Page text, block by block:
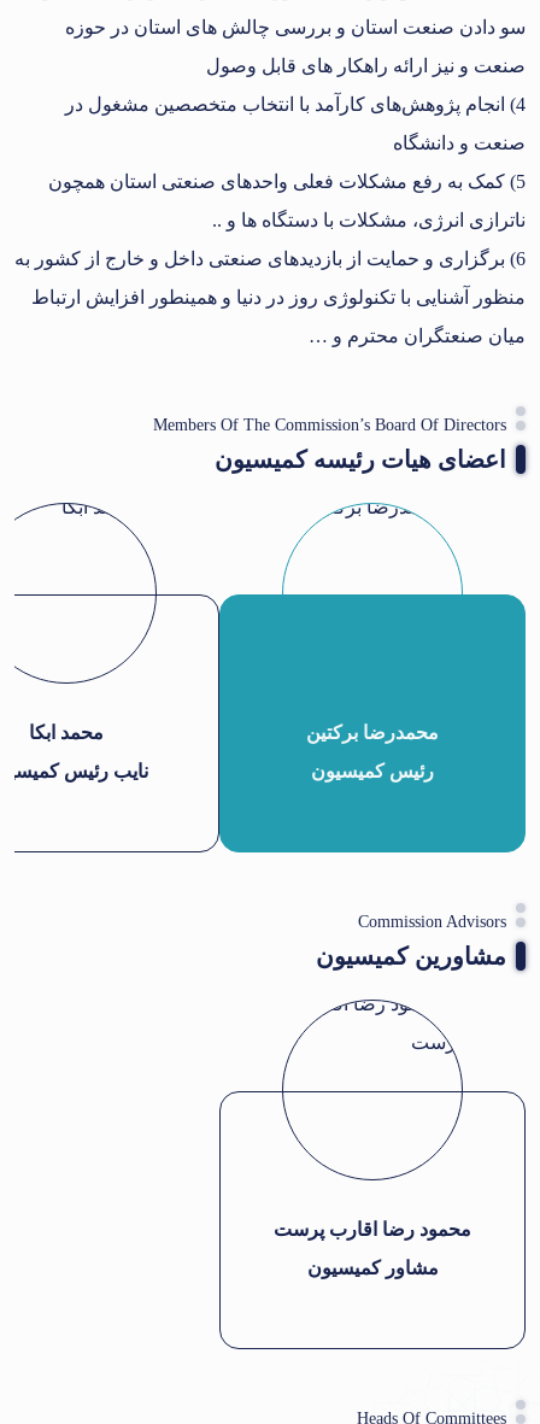
سو دادن صنعت استان و بررسی چالش های استان در حوزه
صنعت و نیز ارائه راهکار های قابل وصول
4) انجام پژوهش‌های کارآمد با انتخاب متخصصین مشغول در
صنعت و دانشگاه
5) کمک به رفع مشکلات فعلی واحدهای صنعتی استان همچون
ناترازی انرژی، مشکلات با دستگاه ها و ..
6) برگزاری و حمایت از بازدیدهای صنعتی داخل و خارج از کشور به
منظور آشنایی با تکنولوژی روز در دنیا و همینطور افزایش ارتباط
میان صنعتگران محترم و …
Members Of The Commission’s Board Of Directors
اعضای هیات رئیسه کمیسیون
محمدرضا برکتین
رئیس کمیسیون
محمد ابکا
نایب رئیس
Commission Advisors
مشاورین کمیسیون
محمود رضا اقارب پرست
مشاور کمیسیون
Heads Of Committees